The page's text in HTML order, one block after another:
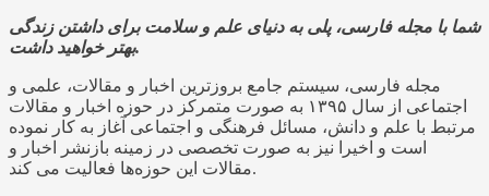
شما با مجله فارسی، پلی به دنیای علم و سلامت برای داشتن زندگی
بهتر خواهید داشت.
مجله فارسی، سیستم جامع بروزترین اخبار و مقالات، علمی و
اجتماعی از سال ۱۳۹۵ به صورت متمرکز در حوزه اخبار و مقالات
مرتبط با علم و دانش، مسائل فرهنگی و اجتماعی آغاز به کار نموده
است و اخیرا نیز به صورت تخصصی در زمینه بازنشر اخبار و
مقالات این حوزه‌ها فعالیت می کند.